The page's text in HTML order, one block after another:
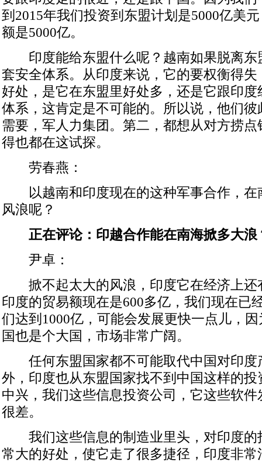
到2015年我们投资到东盟计划是5000亿美
额是5000亿。
印度能给东盟什么呢？越南如果脱离东
套安全体系。从印度来说，它的要权衡得
好处，是它在东盟里好处多，还是它跟印
体系，这肯定是不可能的。所以说，他们
需要，军人力集团。第二，都想从对方捞
得也都在这试探。
劳春燕：
以越南和印度现在的这种军事合作，在
风浪呢？
正在评论：印越合作能在南海掀多大浪
尹卓：
掀不起太大的风浪，印度它在经济上还
印度的贸易额现在是600多亿，我们现在已
们达到1000亿，可能会发展更快一点儿，
国也是个大国，市场非常广阔。
任何东盟国家都不可能取代中国对印度
外，印度也从东盟国家找不到中国这样的
中兴，我们这些信息投资公司，它这些软
很差。
我们这些信息的制造业里头，对印度的
常大的好处，使它走了很多捷径，印度非